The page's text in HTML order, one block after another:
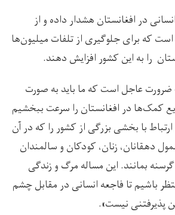
در افغانستان هشدار داده و از
که برای جلوگیری از تلفات میلیون‌ها
را به این کشور افزایش دهند.
ضرورت عاجل است که ما باید به صورت
کمک‌ها در افغانستان را سرعت ببخشیم
با بخشی بزرگی از کشور را که در آن
دهقانان، زنان، کودکان و سالمندان
بمانند. این مساله مرگ و زندگی
باشیم تا فاجعه انسانی در مقابل چشم
پذیرفتنی نیست».